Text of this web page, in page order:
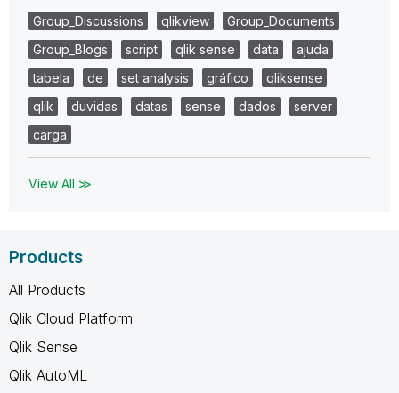
Group_Discussions qlikview
Group_Documents
Group_Blogs
script qlik sense data
ajuda
tabela
de set analysis gráfico
qliksense
qlik
duvidas datas sense dados
server
carga
View All ≫
Products
All Products
Qlik Cloud Platform
Qlik Sense
Qlik AutoML